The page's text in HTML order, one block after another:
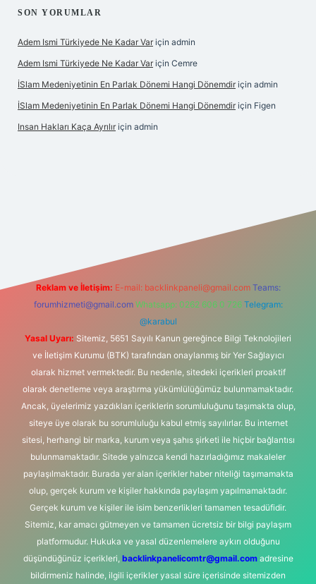
SON YORUMLAR
Adem Ismi Türkiyede Ne Kadar Var için admin
Adem Ismi Türkiyede Ne Kadar Var için Cemre
İSlam Medeniyetinin En Parlak Dönemi Hangi Dönemdir için admin
İSlam Medeniyetinin En Parlak Dönemi Hangi Dönemdir için Figen
Insan Hakları Kaça Ayrılır için admin
Reklam ve İletişim: E-mail: backlinkpaneli@gmail.com Teams:
forumhizmeti@gmail.com Whatsapp: 0262 606 0 726 Telegram:
@karabul
Yasal Uyarı: Sitemiz, 5651 Sayılı Kanun gereğince Bilgi Teknolojileri
ve İletişim Kurumu (BTK) tarafından onaylanmış bir Yer Sağlayıcı
olarak hizmet vermektedir. Bu nedenle, sitedeki içerikleri proaktif
olarak denetleme veya araştırma yükümlülüğümüz bulunmamaktadır.
Ancak, üyelerimiz yazdıkları içeriklerin sorumluluğunu taşımakta olup,
siteye üye olarak bu sorumluluğu kabul etmiş sayılırlar. Bu internet
sitesi, herhangi bir marka, kurum veya şahıs şirketi ile hiçbir bağlantısı
bulunmamaktadır. Sitede yalnızca kendi hazırladığımız makaleler
paylaşılmaktadır. Burada yer alan içerikler haber niteliği taşımamakta
olup, gerçek kurum ve kişiler hakkında paylaşım yapılmamaktadır.
Gerçek kurum ve kişiler ile isim benzerlikleri tamamen tesadüfidir.
Sitemiz, kar amacı gütmeyen ve tamamen ücretsiz bir bilgi paylaşım
platformudur. Hukuka ve yasal düzenlemelere aykırı olduğunu
düşündüğünüz içerikleri, backlinkpanelicomtr@gmail.comadresine
bildirmeniz halinde, ilgili içerikler yasal süre içerisinde sitemizden